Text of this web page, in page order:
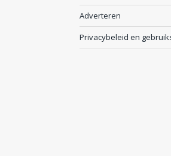
Adverteren
Privacybeleid en